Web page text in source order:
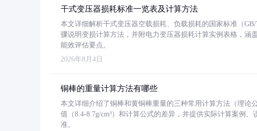
干式变压器损耗标准一览表及计算方法
本文详细解析干式变压器空载损耗、负载损耗的国家标准（
骤说明变损计算方法，并附电力变压器损耗计算实例表格，涵
能效评估要点。
2026年8月4日
铜棒的重量计算方法有哪些
本文详细介绍了铜棒和黄铜棒重量的三种常用计算方法（理论
值（8.4-8.7g/cm³）和计算公式的差异，并提供实际计算案例
准。